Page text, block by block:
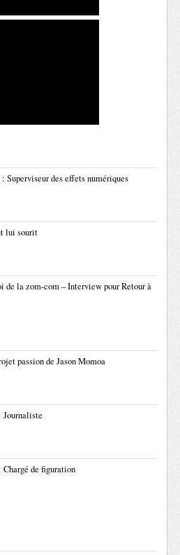
Superviseur des effets numériques
lui sourit
de la zom-com – Interview pour Retour à
passion de Jason Momoa
de figuration